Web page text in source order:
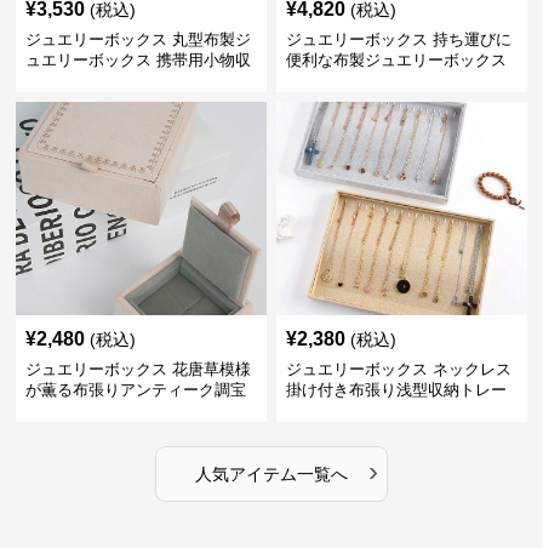
¥3,530 (税込)
ジュエリーボックス 丸型布製ジ
ュエリーボックス 携帯用小物収
¥4,820 (税込)
ジュエリーボックス 持ち運びに
便利な布製ジュエリーボックス
¥2,480 (税込)
ジュエリーボックス 花唐草模様
が薫る布張りアンティーク調宝
¥2,380 (税込)
ジュエリーボックス ネックレス
掛け付き布張り浅型収納トレー
人気アイテム一覧へ ›